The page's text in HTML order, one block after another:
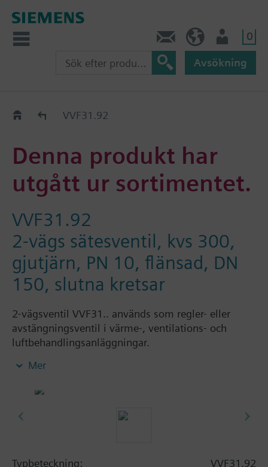
0
Avsökning
Old2NewVVF31.92
Denna produkt har
utgått ur sortimentet.
VVF31.92
2-vägs sätesventil, kvs 300,
gjutjärn, PN 10, flänsad, DN
150, slutna kretsar
2-vägsventil VVF31.. används som regler- eller
avstängningsventil i värme-, ventilations- och
luftbehandlingsanläggningar.
Δ Pmax = Maximalt tillåtet differenstryck över hela
lyfthöjdsområdet, gemensamt för ventil och
Mer
Typbeteckning:
VVF31.92